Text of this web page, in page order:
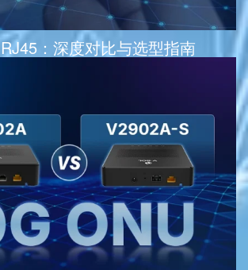
：深度对比与选型指南